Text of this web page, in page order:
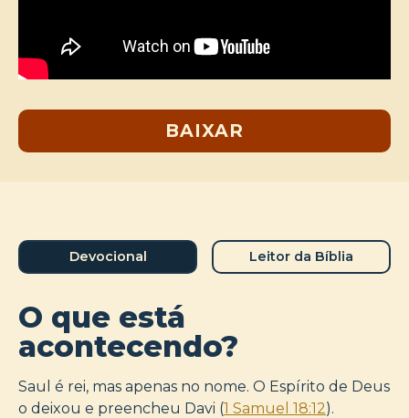
BAIXAR
Devocional Leitor da Bíblia
O que está
acontecendo?
Saul é rei, mas apenas no nome. O Espírito de Deus
o deixou e preencheu Davi (1 Samuel 18:12).